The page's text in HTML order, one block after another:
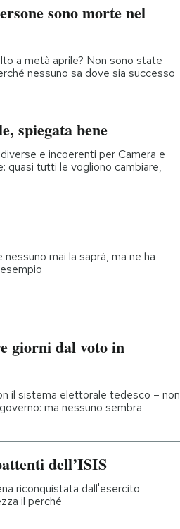
sono morte nel
a metà aprile? Non sono state
nessuno sa dove sia successo
spiegata bene
e incoerenti per Camera e
quasi tutti le vogliono cambiare,
mai la saprà, ma ne ha
giorni dal voto in
il sistema elettorale tedesco – non
ma nessuno sembra
dell’ISIS
riconquistata dall'esercito
il perché